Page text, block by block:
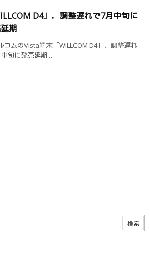
D4」，調整遅れで7月中旬に
期
コムのVista端末「WILLCOM D4」，調整遅れ
旬に発売延期 ...